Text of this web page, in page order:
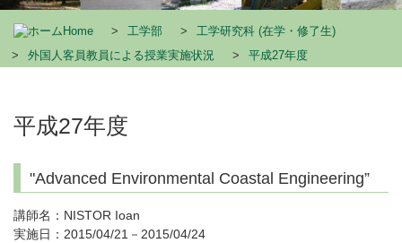
Home 工学部
工学研究科 (在学・修了生)
外国人客員教員による授業実施状況
平成27年度
平成27年度
"Advanced Environmental Coastal Engineering”
講師名：NISTOR Ioan
実施日：2015/04/21－2015/04/24